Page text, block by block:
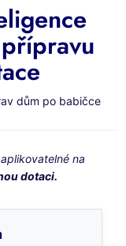
dům po babičce
na
dotaci.